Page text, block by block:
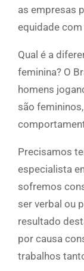
as empresas
equidade
Qual é a
feminina? O
homens
são
Precisamos
especialista
sofremos
ser verbal ou
resultado
por causa
trabalhos